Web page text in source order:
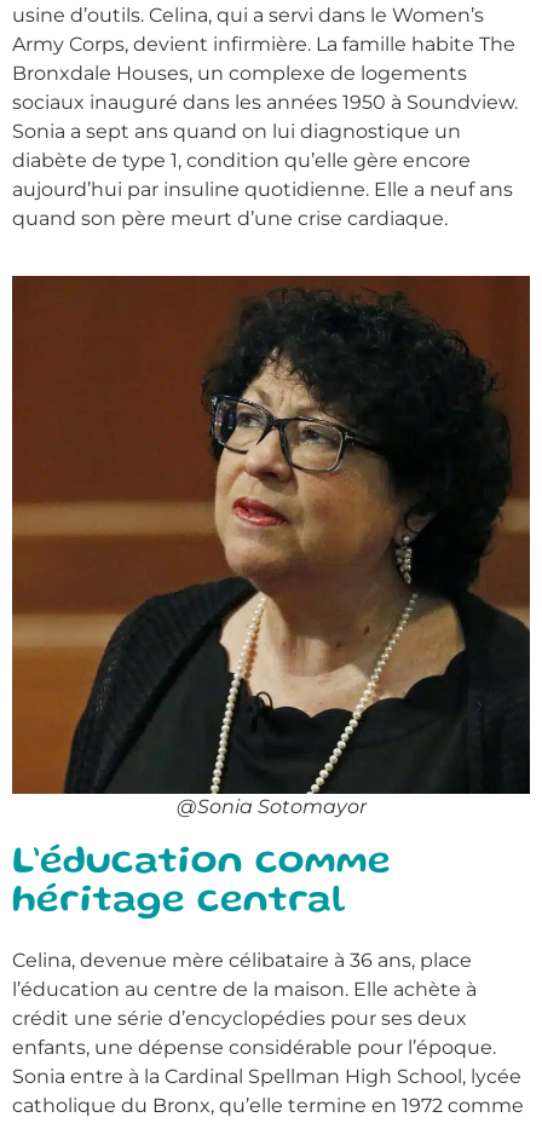
usine d’outils. Celina, qui a servi dans le Women’s
Army Corps, devient infirmière. La famille habite The
Bronxdale Houses, un complexe de logements
sociaux inauguré dans les années 1950 à Soundview.
Sonia a sept ans quand on lui diagnostique un
diabète de type 1, condition qu’elle gère encore
aujourd’hui par insuline quotidienne. Elle a neuf ans
quand son père meurt d’une crise cardiaque.
@Sonia Sotomayor
L’éducation comme
héritage central
Celina, devenue mère célibataire à 36 ans, place
l’éducation au centre de la maison. Elle achète à
crédit une série d’encyclopédies pour ses deux
enfants, une dépense considérable pour l’époque.
Sonia entre à la Cardinal Spellman High School, lycée
catholique du Bronx, qu’elle termine en 1972 comme